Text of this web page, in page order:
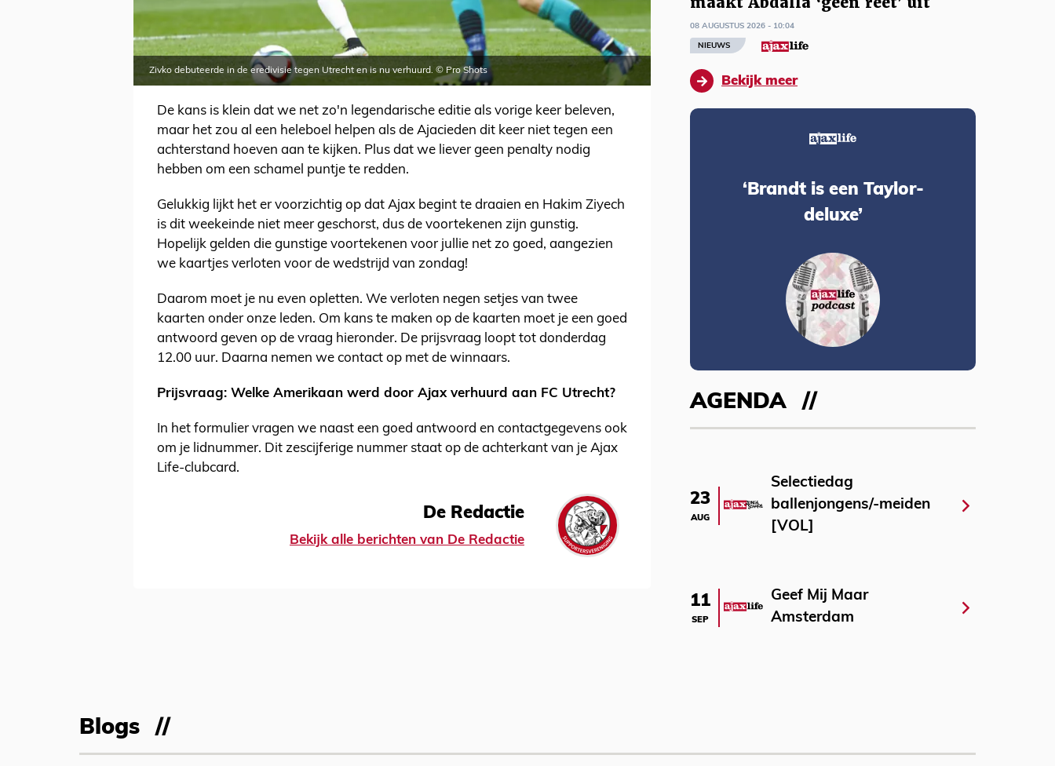
Zivko debuteerde in de eredivisie tegen Utrecht en is nu verhuurd. © Pro Shots
De kans is klein dat we net zo'n legendarische editie als vorige keer beleven,
maar het zou al een heleboel helpen als de Ajacieden dit keer niet tegen een
achterstand hoeven aan te kijken. Plus dat we liever geen penalty nodig
hebben om een schamel puntje te redden.
Gelukkig lijkt het er voorzichtig op dat Ajax begint te draaien en Hakim Ziyech
is dit weekeinde niet meer geschorst, dus de voortekenen zijn gunstig.
Hopelijk gelden die gunstige voortekenen voor jullie net zo goed, aangezien
we kaartjes verloten voor de wedstrijd van zondag!
Daarom moet je nu even opletten. We verloten negen setjes van twee
kaarten onder onze leden. Om kans te maken op de kaarten moet je een goed
antwoord geven op de vraag hieronder. De prijsvraag loopt tot donderdag
12.00 uur. Daarna nemen we contact op met de winnaars.
Prijsvraag: Welke Amerikaan werd door Ajax verhuurd aan FC Utrecht?
In het formulier vragen we naast een goed antwoord en contactgegevens ook
om je lidnummer. Dit zescijferige nummer staat op de achterkant van je Ajax
Life-clubcard.
De Redactie
Bekijk alle berichten van De Redactie
08 AUGUSTUS 2026 - 10:04
NIEUWS
Bekijk meer
‘Brandt is een Taylor-
deluxe’
AGENDA
23
AUG
Selectiedag
ballenjongens/-meiden
[VOL]
11
SEP
Geef Mij Maar
Amsterdam
Blogs